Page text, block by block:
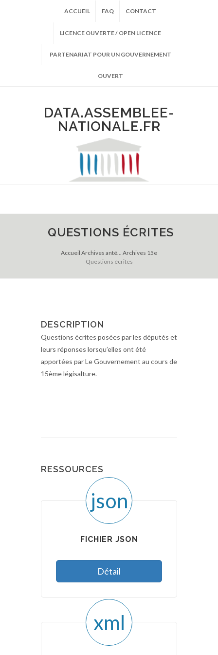
ACCUEIL FAQ CONTACT
LICENCE OUVERTE / OPEN LICENCE
PARTENARIAT POUR UN GOUVERNEMENT
OUVERT
DATA.ASSEMBLEE-
NATIONALE.FR
QUESTIONS ÉCRITES
Accueil Archives anté... Archives 15e
Questions écrites
DESCRIPTION
Questions écrites posées par les députés et
leurs réponses lorsqu’elles ont été
apportées par Le Gouvernement au cours de
15ème légisalture.
RESSOURCES
json
FICHIER JSON
Détail
xml